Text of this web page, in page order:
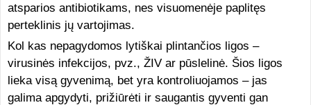
atsparios antibiotikams, nes visuomenėje paplitęs
perteklinis jų vartojimas.
Kol kas nepagydomos lytiškai plintančios ligos –
virusinės infekcijos, pvz., ŽIV ar pūslelinė. Šios ligos
lieka visą gyvenimą, bet yra kontroliuojamos – jas
galima apgydyti, prižiūrėti ir saugantis gyventi gan